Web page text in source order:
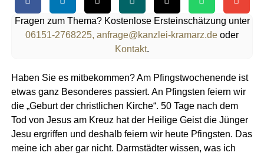
Fragen zum Thema? Kostenlose Ersteinschätzung unter
06151-2768225, anfrage@kanzlei-kramarz.de oder
Kontakt.
Haben Sie es mitbekommen? Am Pfingstwochenende ist
etwas ganz Besonderes passiert. An Pfingsten feiern wir
die „Geburt der christlichen Kirche“. 50 Tage nach dem
Tod von Jesus am Kreuz hat der Heilige Geist die Jünger
Jesu ergriffen und deshalb feiern wir heute Pfingsten. Das
meine ich aber gar nicht. Darmstädter wissen, was ich